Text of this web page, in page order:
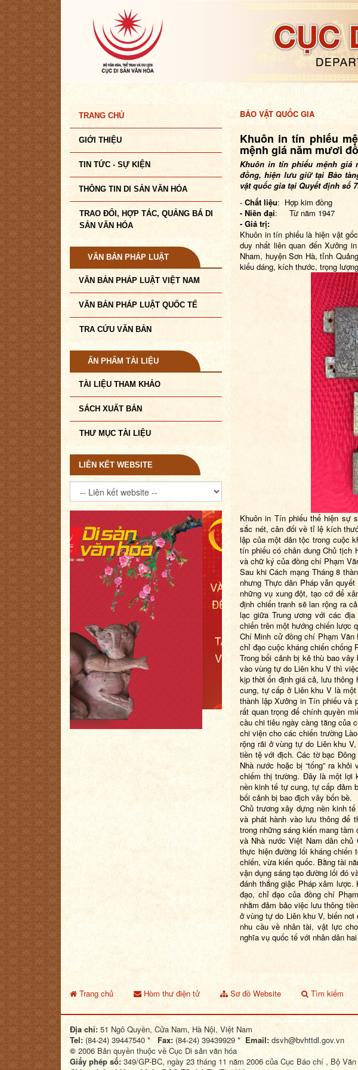
TRANG CHỦ
GIỚI THIỆU
TIN TỨC - SỰ KIỆN
THÔNG TIN DI SẢN VĂN HÓA
TRAO ĐỔI, HỢP TÁC, QUẢNG BÁ DI
SẢN VĂN HÓA
VĂN BẢN PHÁP LUẬT
VĂN BẢN PHÁP LUẬT VIỆT NAM
VĂN BẢN PHÁP LUẬT QUỐC TẾ
TRA CỨU VĂN BẢN
ẤN PHẨM TÀI LIỆU
TÀI LIỆU THAM KHẢO
SÁCH XUẤT BẢN
THƯ MỤC TÀI LIỆU
LIÊN KẾT WEBSITE
BẢO VẬT QUỐC GIA
Khuôn in tín phiếu
mệnh giá năm mươi
Khuôn in tín phiếu mệnh giá
đồng, hiện lưu giữ tại Bảo
vật quốc gia tại Quyết định số
- Chất liệu: Hợp kim đồng
- Niên đại: Từ năm 1947
- Giá trị:
Khuôn in tín phiếu là hiện vật
duy nhất liên quan đến Xưởng
Nham, huyện Sơn Hà, tỉnh
kiểu dáng, kích thước, trọng
Khuôn in Tín phiếu thể hiện sự
sắc nét, cân đối về tỉ lệ kích
lập của một dân tộc trong cuộc
tín phiếu có chân dung Chủ tịch
và chữ ký của đồng chí Phạm
Sau khi Cách mạng Tháng 8
nhưng Thực dân Pháp vẫn
những vụ xung đột, tạo cớ để
định chiến tranh sẽ lan rộng ra
lạc giữa Trung ương với các
chiến trên một hướng chiến lược
Chí Minh cử đồng chí Phạm
chỉ đạo cuộc kháng chiến chống
Trong bối cảnh bị kẻ thù bao
vào vùng tự do Liên khu V thì
kịp thời ổn định giá cả, lưu
cung, tự cấp ở Liên khu V là
thành lập Xưởng in Tín phiếu và
rất quan trọng để chính quyền
cầu chi tiêu ngày càng tăng của
chi viện cho các chiến trường
rộng rãi ở vùng tự do Liên khu
tiền tệ với địch. Các tờ bạc Đông
Nhà nước hoặc bị “tống” ra
chiếm thị trường. Đây là một lợi
nền kinh tế tự cung, tự cấp đảm
bối cảnh bị bao địch vây bốn bề.
Chủ trương xây dựng nền kinh
và phát hành vào lưu thông để
trong những sáng kiến mang
và Nhà nước Việt Nam dân chủ
thực hiện đường lối kháng chiến
chiến, vừa kiến quốc. Bằng tài
vận dụng sáng tạo đường lối đó
đánh thắng giặc Pháp xâm
đạo, chỉ đạo của đồng chí
nhằm đảm bảo việc lưu thông
ở vùng tự do Liên khu V, biến
nhu cầu về nhân tài, vật lực
nghĩa vụ quốc tế với nhân dân
Trang chủ Hòm thư điện tử Sơ đồ Website Tìm kiếm
Địa chỉ: 51 Ngô Quyền, Cửa Nam, Hà Nội, Việt Nam
Tel: (84-24) 39447540 * Fax: (84-24) 39439929 * Email: dsvh@bvhttdl.gov.vn
© 2006 Bản quyền thuộc về Cục Di sản văn hóa
Giấy phép số: 349/GP-BC, ngày 23 tháng 11 năm 2006 của Cục Báo chí , Bộ